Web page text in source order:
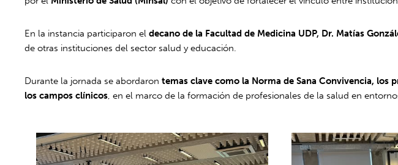
En la instancia participaron eldecano de la Facultad de Medicina UDP, Dr. Matías
de otras instituciones del sector salud y educación.
Durante la jornada se abordarontemas clave como la Norma de Sana Convivencia,
los campos clínicos, en el marco de la formación de profesionales de la salud en